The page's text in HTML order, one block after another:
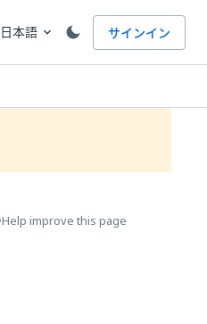
日本語 expand_more サインイン
Help improve this page